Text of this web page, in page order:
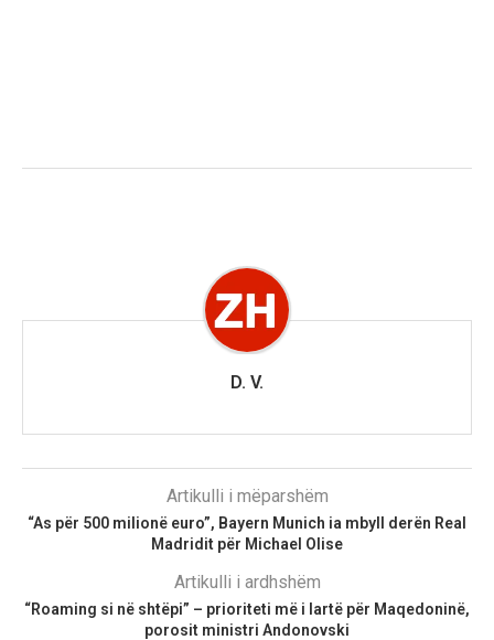
D. V.
Artikulli i mëparshëm
“As për 500 milionë euro”, Bayern Munich ia mbyll derën Real
Madridit për Michael Olise
Artikulli i ardhshëm
“Roaming si në shtëpi” – prioriteti më i lartë për Maqedoninë,
porosit ministri Andonovski